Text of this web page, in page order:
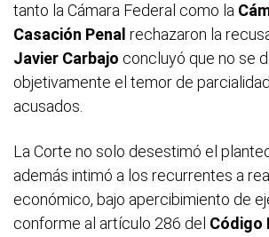
tanto la Cámara Federal como la
Casación Penal rechazaron la
Javier Carbajo concluyó que no se
objetivamente el temor de
acusados.
La Corte no solo desestimó el
además intimó a los recurrentes a
económico, bajo apercibimiento de
conforme al artículo 286 del Código